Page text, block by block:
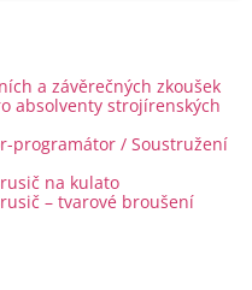
a závěrečných zkoušek
absolventy strojírenských
programátor / Soustružení
na kulato
– tvarové broušení